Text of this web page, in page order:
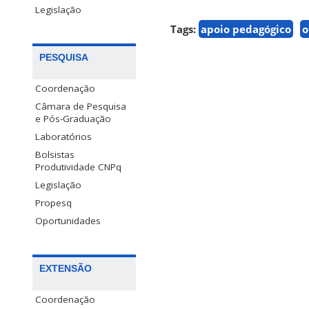
Legislação
PESQUISA
Coordenação
Câmara de Pesquisa
e Pós-Graduação
Laboratórios
Bolsistas
Produtividade CNPq
Legislação
Propesq
Oportunidades
EXTENSÃO
Coordenação
Tags: apoio pedagógico